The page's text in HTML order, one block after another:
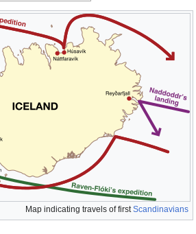
Map indicating travels of firstScandinavians